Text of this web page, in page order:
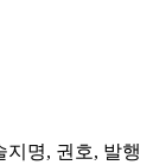
지명, 권호, 발행